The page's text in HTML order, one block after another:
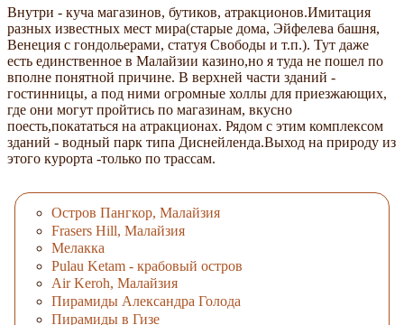
Внутри - куча магазинов, бутиков, атракционов.Имитация
разных известных мест мира(старые дома, Эйфелева башня,
Венеция с гондольерами, статуя Свободы и т.п.). Тут даже
есть единственное в Малайзии казино,но я туда не пошел по
вполне понятной причине. В верхней части зданий -
гостинницы, а под ними огромные холлы для приезжающих,
где они могут пройтись по магазинам, вкусно
поесть,покататься на атракционах. Рядом с этим комплексом
зданий - водный парк типа Диснейленда.Выход на природу из
этого курорта -только по трассам.
Остров Пангкор, Малайзия
Frasers Hill, Малайзия
Мелакка
Pulau Ketam - крабовый остров
Air Keroh, Малайзия
Пирамиды Александра Голода
Пирамиды в Гизе